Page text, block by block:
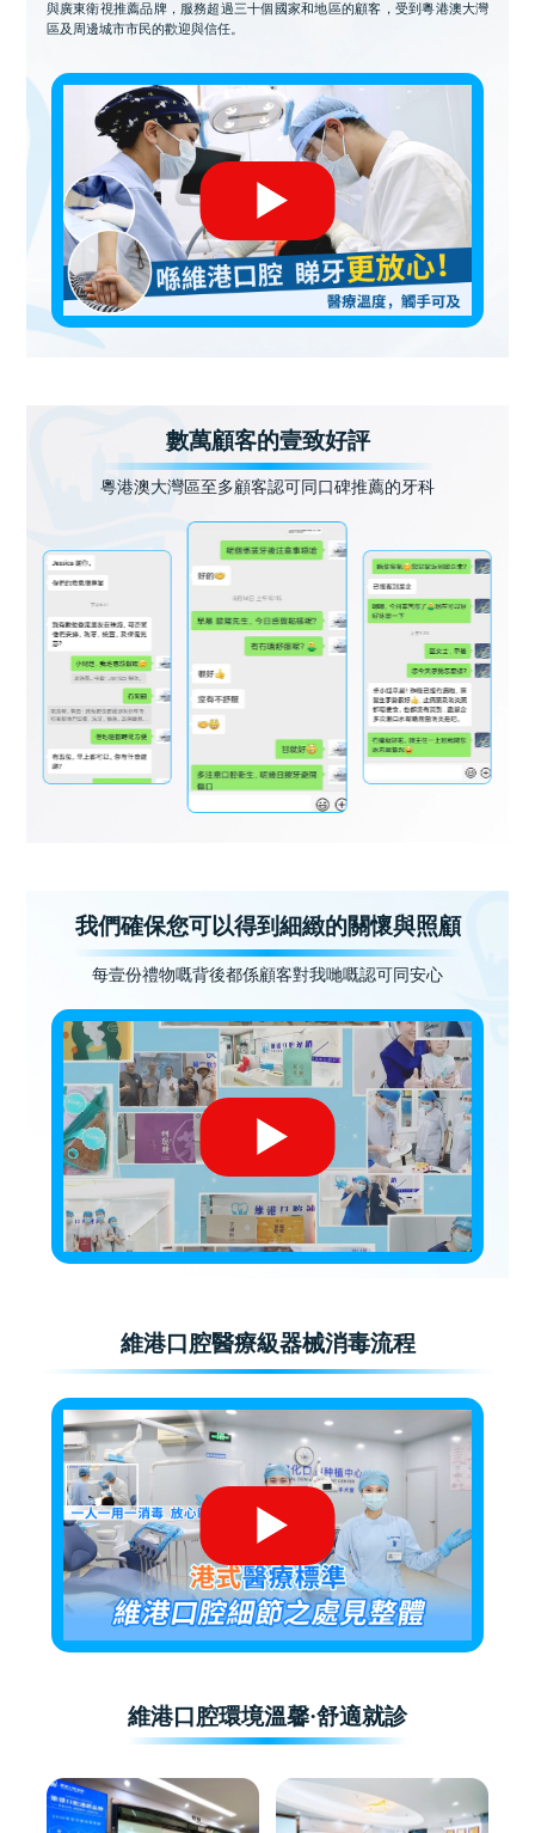
與廣東衛視推薦品牌，服務超過三十個國家和地區的顧客，受到粵港澳大灣
區及周邊城市市民的歡迎與信任。
數萬顧客的壹致好評
粵港澳大灣區至多顧客認可同口碑推薦的牙科
我們確保您可以得到細緻的關懷與照顧
每壹份禮物嘅背後都係顧客對我哋嘅認可同安心
維港口腔醫療級器械消毒流程
維港口腔環境溫馨·舒適就診